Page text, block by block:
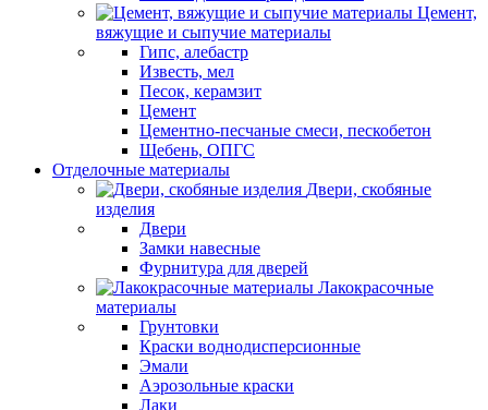
Цемент,
вяжущие и сыпучие материалы
Гипс, алебастр
Известь, мел
Песок, керамзит
Цемент
Цементно-песчаные смеси, пескобетон
Щебень, ОПГС
Отделочные материалы
Двери, скобяные
изделия
Двери
Замки навесные
Фурнитура для дверей
Лакокрасочные
материалы
Грунтовки
Краски воднодисперсионные
Эмали
Аэрозольные краски
Лаки